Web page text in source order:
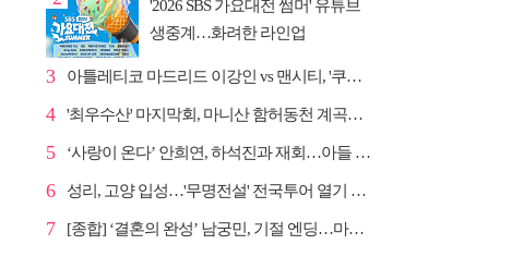
'2026 SBS 가요대전 썸머' 유튜브
생중계…화려한 라인업
3 아틀레티코 마드리드 이강인 vs 맨시티, '쿠플 시리즈'...
4 '최우수산' 마지막회, 마니산 함허동천 계곡→참성단 등반
5 ‘사랑이 온다’ 안희연, 하석진과 재회…아들 비밀 밝혀...
6 성리, 고양 입성…'무명전설' 전국투어 열기 지속
7 [종합] ‘결혼의 완성’ 남궁민, 기절 엔딩…마지막회 예...